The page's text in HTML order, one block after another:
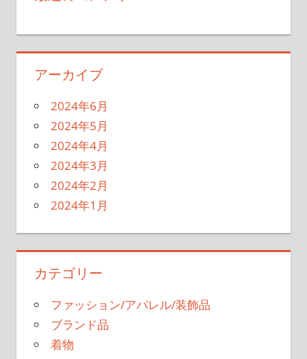
アーカイブ
2024年6月
2024年5月
2024年4月
2024年3月
2024年2月
2024年1月
カテゴリー
ファッション/アパレル/装飾品
ブランド品
着物